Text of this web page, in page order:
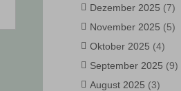
Dezember 2025 (7)
November 2025 (5)
Oktober 2025 (4)
September 2025 (9)
August 2025 (3)